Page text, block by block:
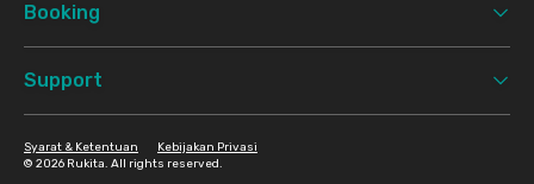
Booking
Support
© 2026 Rukita. All rights reserved.
Syarat & Ketentuan Kebijakan Privasi